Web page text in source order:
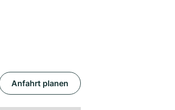
Anfahrt planen